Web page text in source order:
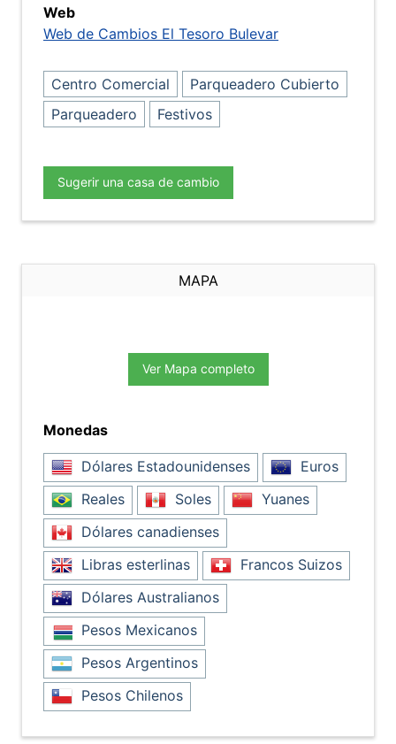
Web
Web de Cambios El Tesoro Bulevar
Centro Comercial
Parqueadero Cubierto
Parqueadero
Festivos
Sugerir una casa de cambio
MAPA
Ver Mapa completo
Monedas
Dólares Estadounidenses
Euros
Reales
Soles
Yuanes
Dólares canadienses
Libras esterlinas
Francos Suizos
Dólares Australianos
Pesos Mexicanos
Pesos Argentinos
Pesos Chilenos